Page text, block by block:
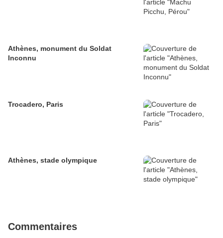
Athènes, monument du Soldat
Inconnu
Trocadero, Paris
Athènes, stade olympique
Commentaires